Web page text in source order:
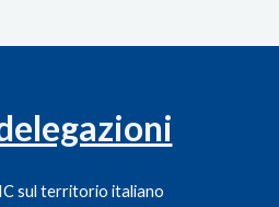
sul territorio italiano